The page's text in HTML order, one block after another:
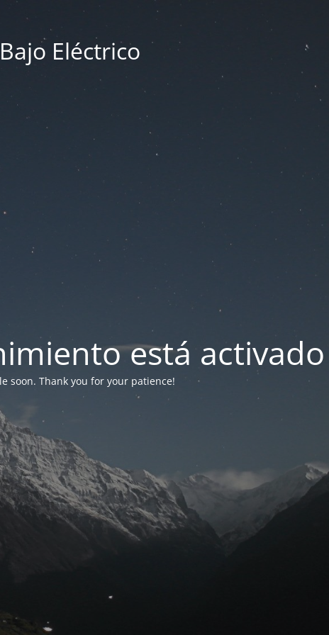
Eléctrico
está activado
soon. Thank you for your patience!